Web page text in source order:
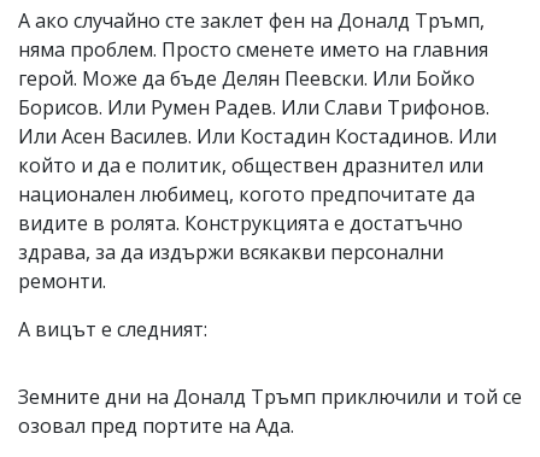
А ако случайно сте заклет фен на Доналд Тръмп,
няма проблем. Просто сменете името на главния
герой. Може да бъде Делян Пеевски. Или Бойко
Борисов. Или Румен Радев. Или Слави Трифонов.
Или Асен Василев. Или Костадин Костадинов. Или
който и да е политик, обществен дразнител или
национален любимец, когото предпочитате да
видите в ролята. Конструкцията е достатъчно
здрава, за да издържи всякакви персонални
ремонти.
А вицът е следният:
Земните дни на Доналд Тръмп приключили и той се
озовал пред портите на Ада.